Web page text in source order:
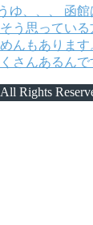
ゆ、、、 函
う思ってい
んもありま
さんあるん
Rights